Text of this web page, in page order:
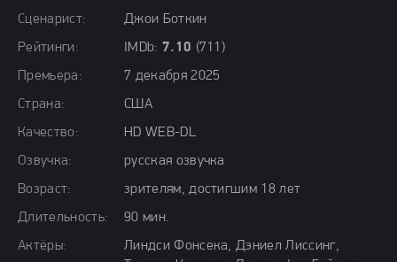
Сценарист:
Джои Боткин
Рейтинги:
IMDb: 7.10 (711)
Премьера:
7 декабря 2025
Страна:
США
Качество:
HD WEB-DL
Озвучка:
русская озвучка
Возраст:
зрителям, достигшим 18 лет
Длительность:
90 мин.
Актёры:
Линдси Фонсека, Дэниел Лиссинг,